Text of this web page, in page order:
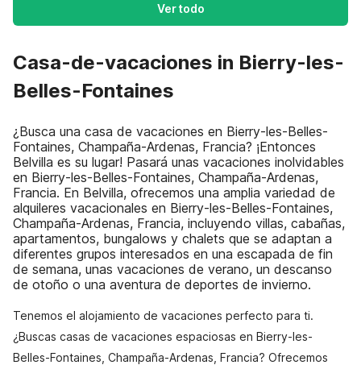
Ver todo
Casa-de-vacaciones in Bierry-les-
Belles-Fontaines
¿Busca una casa de vacaciones en Bierry-les-Belles-
Fontaines, Champaña-Ardenas, Francia? ¡Entonces
Belvilla es su lugar! Pasará unas vacaciones inolvidables
en Bierry-les-Belles-Fontaines, Champaña-Ardenas,
Francia. En Belvilla, ofrecemos una amplia variedad de
alquileres vacacionales en Bierry-les-Belles-Fontaines,
Champaña-Ardenas, Francia, incluyendo villas, cabañas,
apartamentos, bungalows y chalets que se adaptan a
diferentes grupos interesados en una escapada de fin
de semana, unas vacaciones de verano, un descanso
de otoño o una aventura de deportes de invierno.
Tenemos el alojamiento de vacaciones perfecto para ti.
¿Buscas casas de vacaciones espaciosas en Bierry-les-
Belles-Fontaines, Champaña-Ardenas, Francia? Ofrecemos